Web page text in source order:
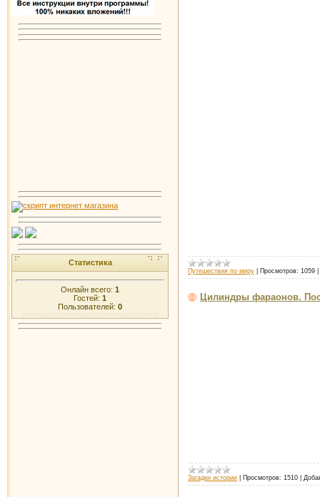
Статистика
Онлайн всего: 1
Гостей: 1
Пользователей: 0
Путешествия по миру Просмотров: 1059
Цилиндры фараонов.
Загадки истории Просмотров: 1510